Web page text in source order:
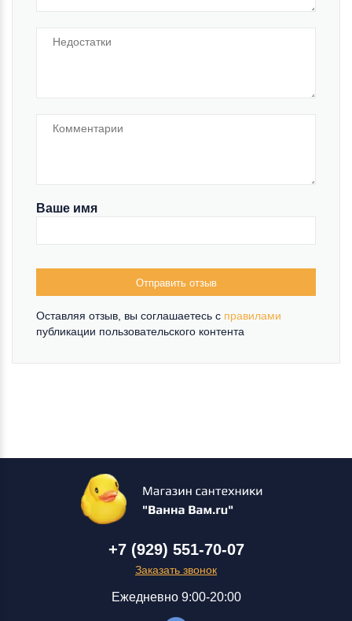
Ваше имя
Отправить отзыв
Оставляя отзыв, вы соглашаетесь c правилами
публикации пользовательского контента
+7 (929) 551-70-07
Заказать звонок
Ежедневно 9:00-20:00